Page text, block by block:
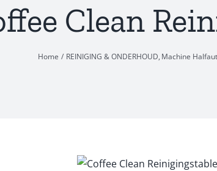
Clean
Home REINIGING & ONDERHOUD Machine